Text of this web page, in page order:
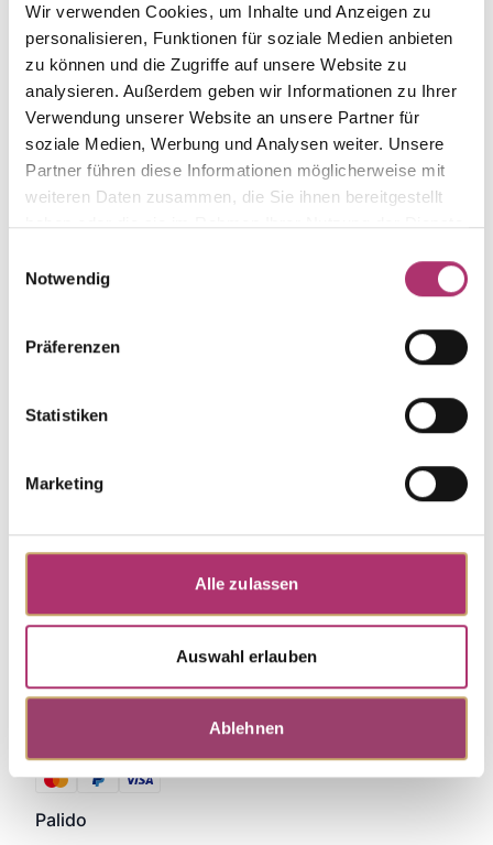
Wir verwenden Cookies, um Inhalte und Anzeigen zu
personalisieren, Funktionen für soziale Medien anbieten
zu können und die Zugriffe auf unsere Website zu
analysieren. Außerdem geben wir Informationen zu Ihrer
Verwendung unserer Website an unsere Partner für
soziale Medien, Werbung und Analysen weiter. Unsere
Partner führen diese Informationen möglicherweise mit
weiteren Daten zusammen, die Sie ihnen bereitgestellt
haben oder die sie im Rahmen Ihrer Nutzung der Dienste
Notwendig
Präferenzen
Statistiken
Marketing
Alle zulassen
Auswahl erlauben
Ablehnen
Metal Fineness
750
Metal Color
red gold
Length
39 cm
Gem Color
Gem Type
Diamond
Gem
diamond
Width
-
Palido